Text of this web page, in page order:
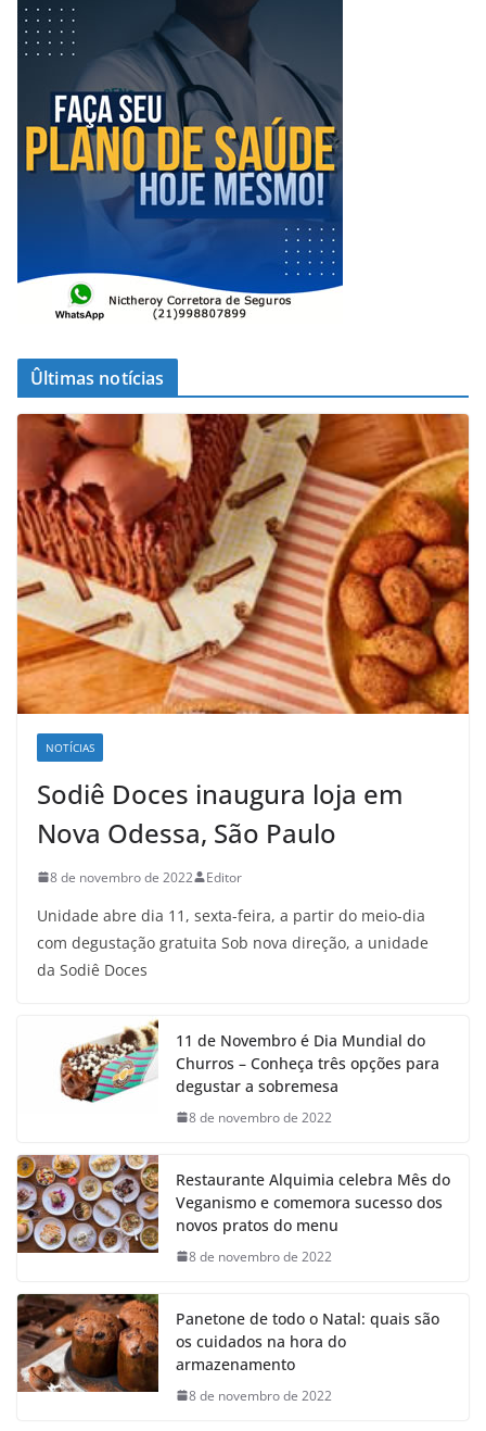
Ûltimas notícias
NOTÍCIAS
Sodiê Doces inaugura loja em
Nova Odessa, São Paulo
8 de novembro de 2022 Editor
Unidade abre dia 11, sexta-feira, a partir do meio-dia
com degustação gratuita Sob nova direção, a unidade
da Sodiê Doces
11 de Novembro é Dia Mundial do
Churros – Conheça três opções para
degustar a sobremesa
8 de novembro de 2022
Restaurante Alquimia celebra Mês do
Veganismo e comemora sucesso dos
novos pratos do menu
8 de novembro de 2022
Panetone de todo o Natal: quais são
os cuidados na hora do
armazenamento
8 de novembro de 2022